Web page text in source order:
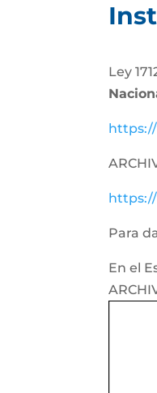
Ley
https://
Para
En el